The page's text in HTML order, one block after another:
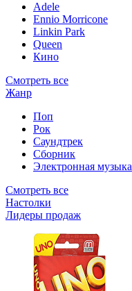
Adele
Ennio Morricone
Linkin Park
Queen
Кино
Смотреть все
Жанр
Поп
Рок
Саундтрек
Сборник
Электронная музыка
Смотреть все
Настолки
Лидеры продаж